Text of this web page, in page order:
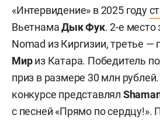
«Интервидение» в 2025 году
ВьетнамаДык Фук. 2-е место
Nomad из Киргизии, третье —
Мириз Катара. Победитель
приз в размере 30 млн
конкурсе представлял
с песней «Прямо по сердцу!».